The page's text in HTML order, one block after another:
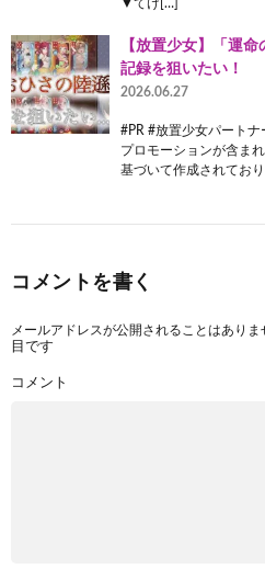
▼てけ[…]
【放置少女】「運
記録を狙いたい！
2026.06.27
#PR #放置少女パート
プロモーションが含ま
基づいて作成されてお
コメントを書く
メールアドレスが公開されることはありま
目です
コメント